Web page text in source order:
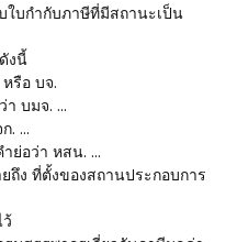
บกำกับภาษีที่มีสถานะเป็น
งนี้
รือ บจ.
บมจ. ...
. ...
อว่า หสน. ...
ง ที่ตั้งของสถานประกอบการ